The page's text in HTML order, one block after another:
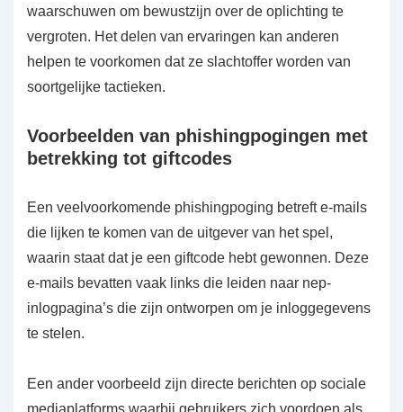
waarschuwen om bewustzijn over de oplichting te
vergroten. Het delen van ervaringen kan anderen
helpen te voorkomen dat ze slachtoffer worden van
soortgelijke tactieken.
Voorbeelden van phishingpogingen met
betrekking tot giftcodes
Een veelvoorkomende phishingpoging betreft e-mails
die lijken te komen van de uitgever van het spel,
waarin staat dat je een giftcode hebt gewonnen. Deze
e-mails bevatten vaak links die leiden naar nep-
inlogpagina’s die zijn ontworpen om je inloggegevens
te stelen.
Een ander voorbeeld zijn directe berichten op sociale